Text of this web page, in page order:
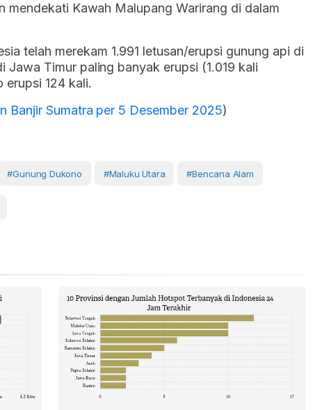
mendekati Kawah Malupang Warirang di dalam
telah merekam 1.991 letusan/erupsi gunung api di
Jawa Timur paling banyak erupsi (1.019 kali
erupsi 124 kali.
Banjir Sumatra per 5 Desember 2025)
#Gunung Dukono #Maluku Utara #Bencana Alam